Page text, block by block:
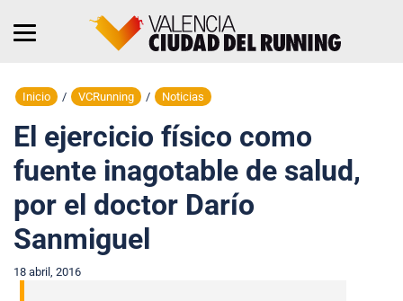
Inicio / VCRunning / Noticias
El ejercicio físico como
fuente inagotable de salud,
por el doctor Darío
Sanmiguel
18 abril, 2016